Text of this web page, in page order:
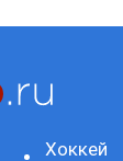
Хоккей